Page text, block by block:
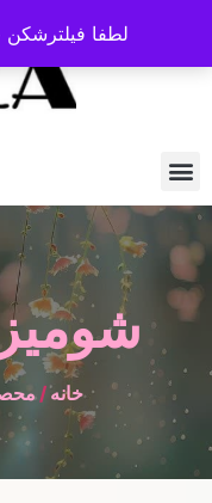
شومیز
خانه/
لطفا فیلترشکن